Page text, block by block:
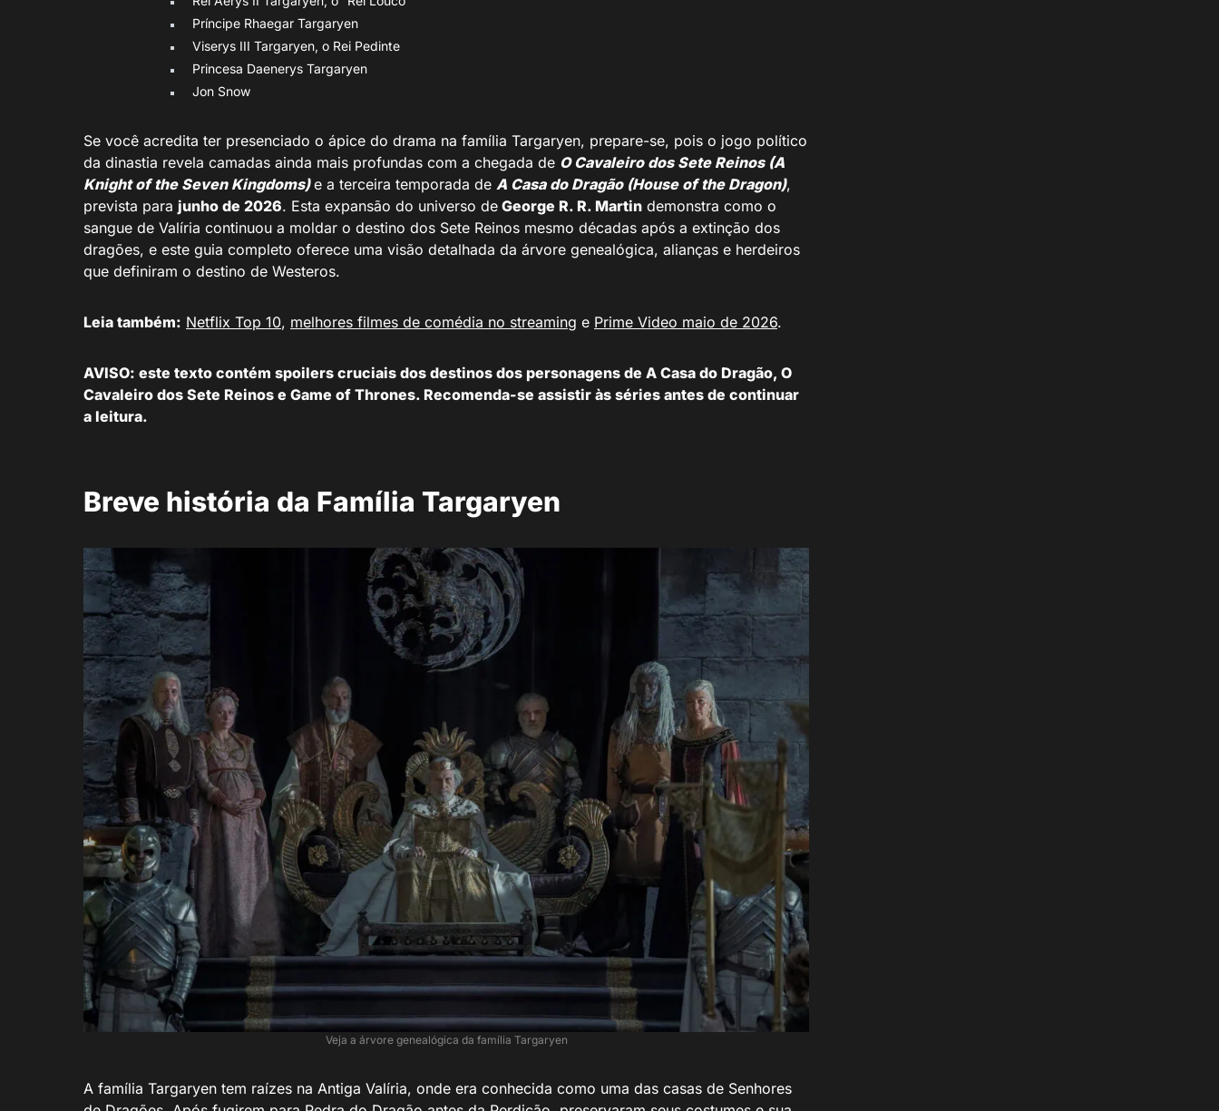
Príncipe Rhaegar Targaryen
Viserys III Targaryen, o Rei Pedinte
Princesa Daenerys Targaryen
Jon Snow
Se você acredita ter presenciado o ápice do drama na família Targaryen, prepare-se, pois o jogo político
da dinastia revela camadas ainda mais profundas com a chegada de O Cavaleiro dos Sete Reinos (A
Knight of the Seven Kingdoms)e a terceira temporada de A Casa do Dragão (House of the Dragon),
prevista para junho de 2026. Esta expansão do universo de George R. R. Martin demonstra como o
sangue de Valíria continuou a moldar o destino dos Sete Reinos mesmo décadas após a extinção dos
dragões, e este guia completo oferece uma visão detalhada da árvore genealógica, alianças e herdeiros
que definiram o destino de Westeros.
Leia também: Netflix Top 10, melhores filmes de comédia no streaming e Prime Video maio de 2026.
AVISO: este texto contém spoilers cruciais dos destinos dos personagens de A Casa do Dragão, O
Cavaleiro dos Sete Reinos e Game of Thrones. Recomenda-se assistir às séries antes de continuar
a leitura.
Breve história da Família Targaryen
Veja a árvore genealógica da família Targaryen
A família Targaryen tem raízes na Antiga Valíria, onde era conhecida como uma das casas de Senhores